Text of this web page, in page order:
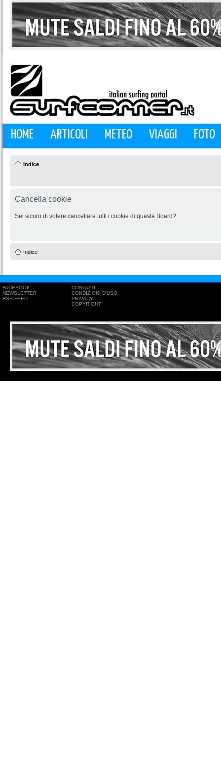
HOME ARTICOLI METEO VIAGGI FOTO
Indice
Cancella cookie
Sei sicuro di volere cancellare tutti i cookie di questa Board?
Indice
FACEBOOK
NEWSLETTER
RSS FEED
CONTATTI
CONDIZIONI D'USO
PRIVACY
COPYRIGHT